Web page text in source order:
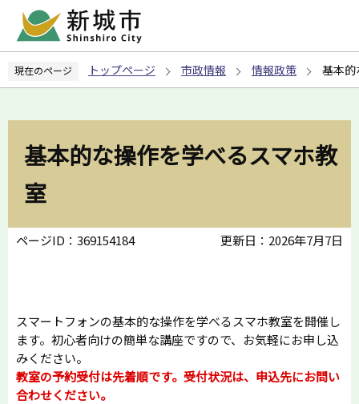
ペ
の
現在のページ トップページ 市政情報 情報政策 基本
基本的な操作を学べるスマホ教
室
ページID：369154184 更新日：2026年7月7日
スマートフォンの基本的な操作を学べるスマホ教室を開催し
ます。初心者向けの簡単な講座ですので、お気軽にお申し込
みください。
教室の予約受付は先着順です。受付状況は、申込先にお問い
合わせください。